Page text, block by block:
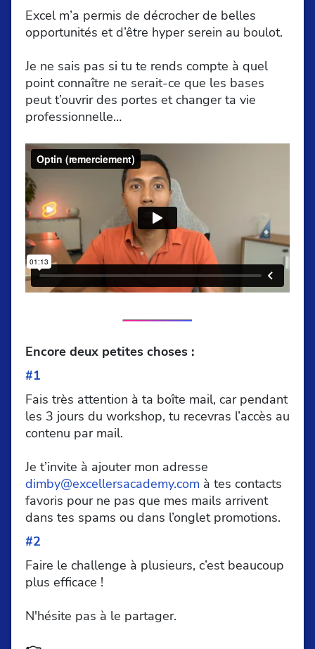
Excel m’a permis de décrocher de belles
opportunités et d’être hyper serein au boulot.
Je ne sais pas si tu te rends compte à quel
point connaître ne serait-ce que les bases
peut t’ouvrir des portes et changer ta vie
professionnelle…
Encore deux petites choses :
#1
Fais très attention à ta boîte mail, car pendant
les 3 jours du workshop, tu recevras l’accès au
contenu par mail.
Je t’invite à ajouter mon adresse
dimby@excellersacademy.com à tes contacts
favoris pour ne pas que mes mails arrivent
dans tes spams ou dans l’onglet promotions.
#2
Faire le challenge à plusieurs, c’est beaucoup
plus efficace !
N'hésite pas à le partager.